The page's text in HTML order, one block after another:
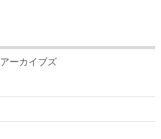
アーカイブズ